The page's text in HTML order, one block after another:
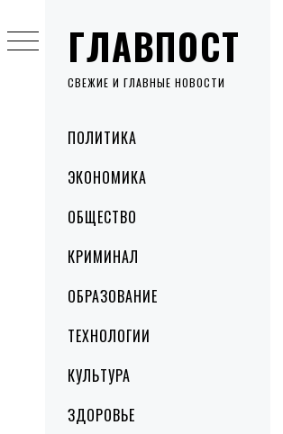
ГЛАВПОСТ
СВЕЖИЕ И ГЛАВНЫЕ НОВОСТИ
MenuПОЛИТИКА
ЭКОНОМИКА
ОБЩЕСТВО
КРИМИНАЛ
ОБРАЗОВАНИЕ
ТЕХНОЛОГИИ
КУЛЬТУРА
ЗДОРОВЬЕ
to
content